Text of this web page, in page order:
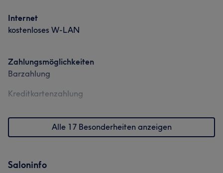
Internet
kostenloses W-LAN
Zahlungsmöglichkeiten
Barzahlung
Kreditkartenzahlung
Alle 17 Besonderheiten anzeigen
Saloninfo